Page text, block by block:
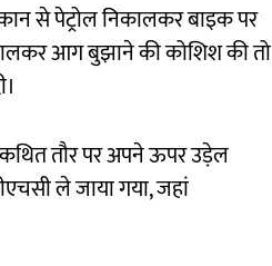
से पेट्रोल निकालकर बाइक पर
आग बुझाने की कोशिश की तो
तौर पर अपने ऊपर उड़ेल
ले जाया गया, जहां